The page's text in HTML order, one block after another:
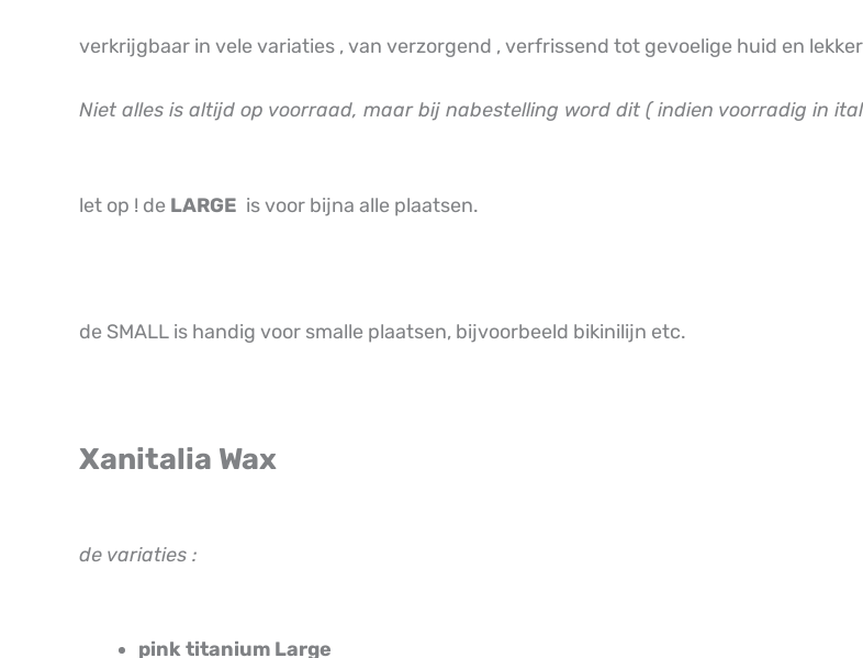
verkrijgbaar in vele variaties , van verzorgend , verfrissend tot gevoelige huid en
Niet alles is altijd op voorraad, maar bij nabestelling word dit ( indien voorradig in
let op ! de LARGE is voor bijna alle plaatsen.
de SMALL is handig voor smalle plaatsen, bijvoorbeeld bikinilijn etc.
Xanitalia Wax
de variaties :
pink titanium Large